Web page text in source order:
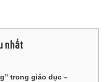
nhất
trong giáo dục –